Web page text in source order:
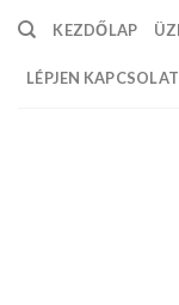
content
KEZDŐLAP
LÉPJEN